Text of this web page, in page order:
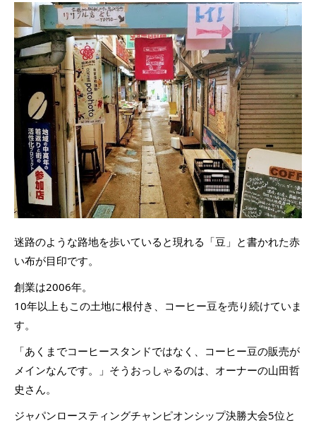
迷路のような路地を歩いていると現れる「豆」と書かれた赤
い布が目印です。
創業は2006年。
10年以上もこの土地に根付き、コーヒー豆を売り続けていま
す。
「あくまでコーヒースタンドではなく、コーヒー豆の販売が
メインなんです。」そうおっしゃるのは、オーナーの山田哲
史さん。
ジャパンロースティングチャンピオンシップ決勝大会5位と